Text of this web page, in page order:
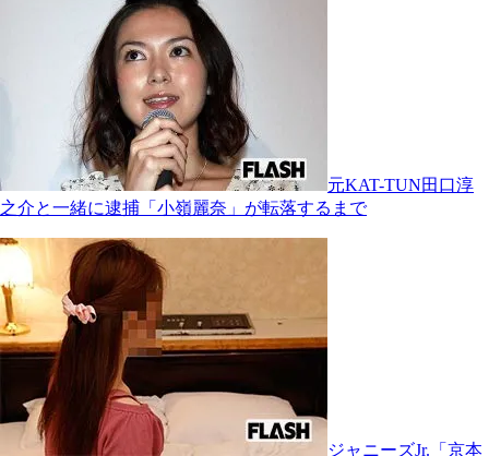
元KAT-TUN田口淳
之介と一緒に逮捕「小嶺麗奈」が転落するまで
ジャニーズJr.「京本